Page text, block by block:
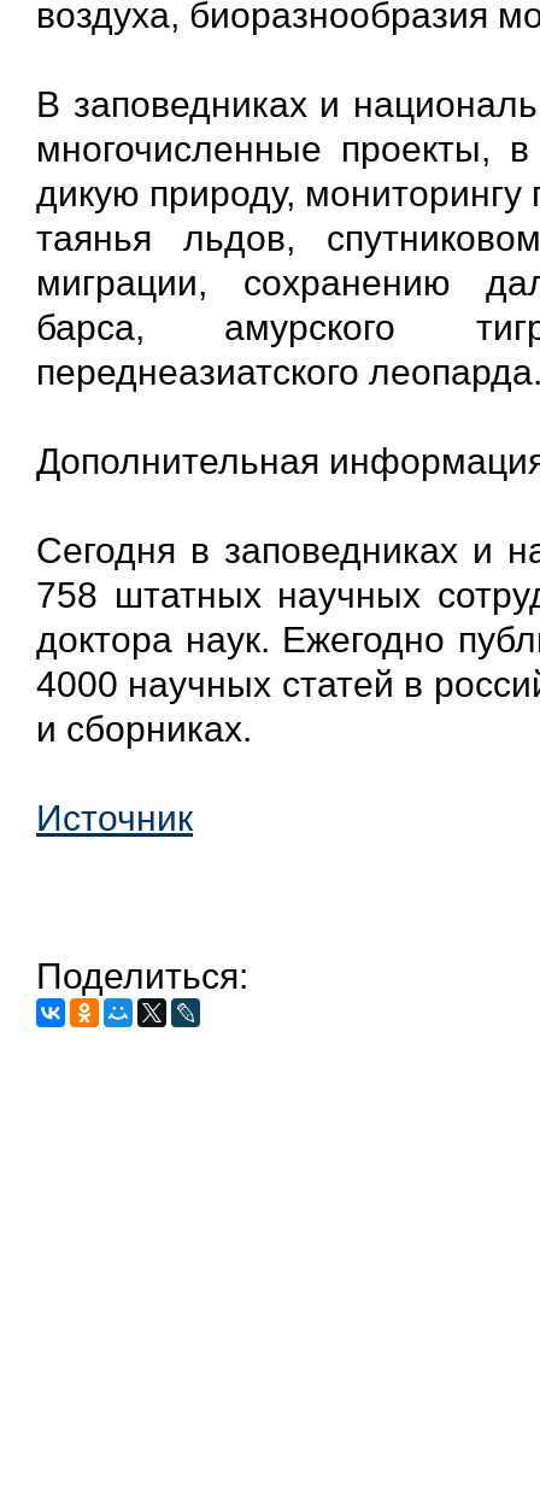
воздуха, биоразнообразия
В заповедниках и
многочисленные проекты,
дикую природу,
таянья льдов,
миграции, сохранению
барса, амурского
переднеазиатского
Дополнительная
Сегодня в заповедниках и
758 штатных научных
доктора наук. Ежегодно
4000 научных статей в
и сборниках.
Источник
Поделиться: